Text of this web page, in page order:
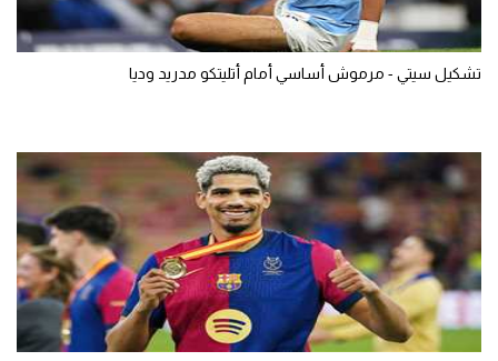
تشكيل سيتي - مرموش أساسي أمام أتليتكو مدريد وديا